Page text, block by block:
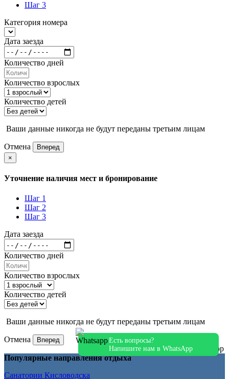
Шаг 3
Категория номера
Дата заезда
Количество дней
Количество взрослых
Количество детей
Ваши данные никогда не будут переданы третьим лицам
Отмена
Вперед
×
Уточнение наличия мест и бронирование
Шаг 1
Шаг 2
Шаг 3
Дата заезда
Количество дней
Количество взрослых
Количество детей
Ваши данные никогда не будут переданы третьим лицам
Отмена Вперед
Популярные направления отдыха
Санатории Кисловодска
Есть вопросы?
Напишите нам в WhatsApp